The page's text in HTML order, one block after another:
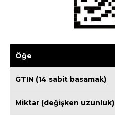
Öğe
GTIN (14 sabit basamak)
Miktar (değişken uzunluk)